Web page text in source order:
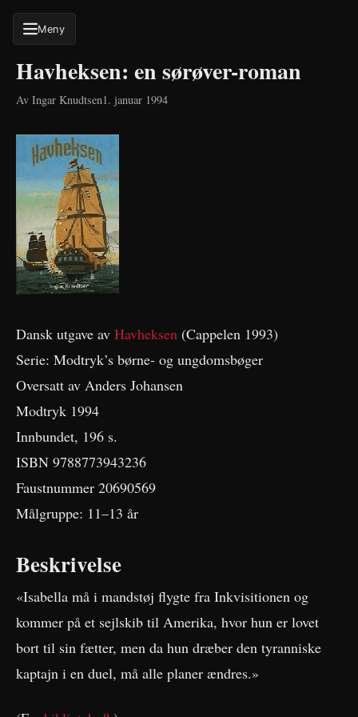
Meny
Havheksen: en sørøver-roman
Av Ingar Knudtsen1. januar 1994
Dansk utgave av Havheksen (Cappelen 1993)
Serie: Modtryk’s børne- og ungdomsbøger
Oversatt av Anders Johansen
Modtryk 1994
Innbundet, 196 s.
ISBN 9788773943236
Faustnummer 20690569
Målgruppe: 11–13 år
Beskrivelse
«Isabella må i mandstøj flygte fra Inkvisitionen og
kommer på et sejlskib til Amerika, hvor hun er lovet
bort til sin fætter, men da hun dræber den tyranniske
kaptajn i en duel, må alle planer ændres.»